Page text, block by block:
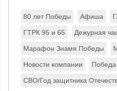
80 лет Победы Афиша
ГТРК 95 и 65 Дежурная
Марафон Знамя Победы
Новости компании Победа
СВО/Год защитника